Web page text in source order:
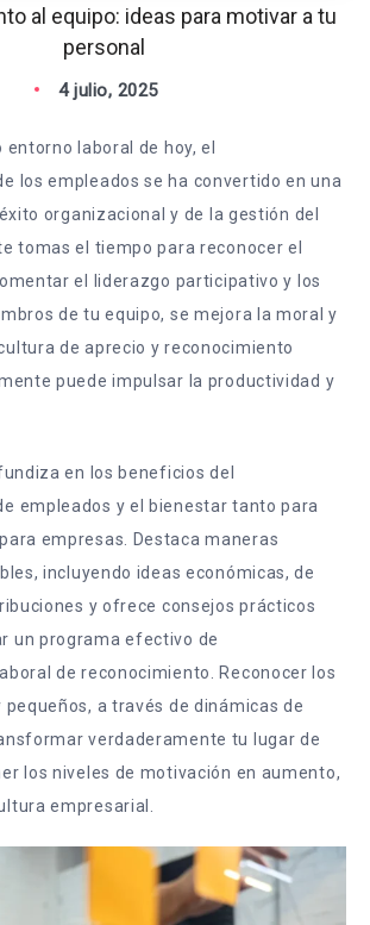
al equipo: ideas para motivar a tu
personal
4 julio, 2025
laboral de hoy, el
los empleados se ha convertido en una
organizacional y de la gestión del
tomas el tiempo para reconocer el
el liderazgo participativo y los
de tu equipo, se mejora la moral y
de aprecio y reconocimiento
puede impulsar la productividad y
en los beneficios del
empleados y el bienestar tanto para
empresas. Destaca maneras
incluyendo ideas económicas, de
y ofrece consejos prácticos
un programa efectivo de
de reconocimiento. Reconocer los
pequeños, a través de dinámicas de
verdaderamente tu lugar de
los niveles de motivación en aumento,
empresarial.